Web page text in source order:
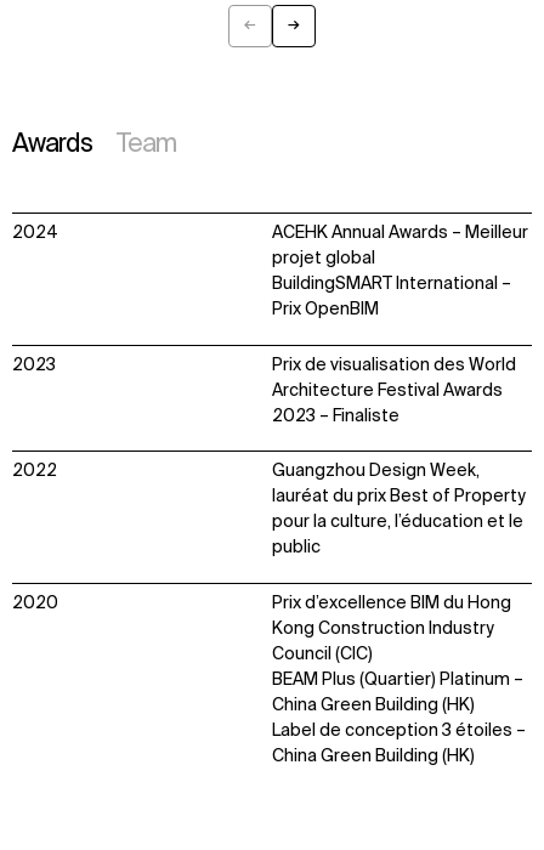
← →
Awards Team
2024
ACEHK Annual Awards – Meilleur
projet global
BuildingSMART International –
Prix OpenBIM
2023
Prix de visualisation des World
Architecture Festival Awards
2023 – Finaliste
2022
Guangzhou Design Week,
lauréat du prix Best of Property
pour la culture, l’éducation et le
public
2020
Prix d’excellence BIM du Hong
Kong Construction Industry
Council (CIC)
BEAM Plus (Quartier) Platinum –
China Green Building (HK)
Label de conception 3 étoiles –
China Green Building (HK)